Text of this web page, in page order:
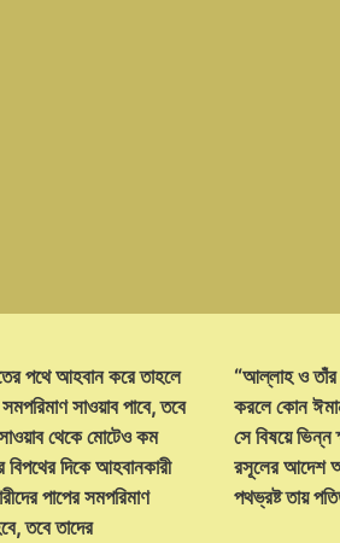
পথে আহবান করে তাহলে
সাওয়াব পাবে, তবে
থেকে মোটেও কম
দিকে আহবানকারী
পাপের সমপরিমাণ
তবে তাদের
“আল্লাহ ও
করলে কোন
সে বিষয়ে
রসূলের আদেশ
পথভ্রষ্ট তায়